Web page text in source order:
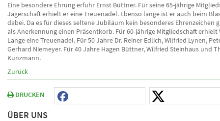
Eine besondere Ehrung erfuhr Ernst Büttner. Für seine 65-jährige
Jägerschaft erhielt er eine Treuenadel. Ebenso lange ist er auch beim
dabei. Da es für dieses seltene Jubiläum kein besonderes Ehrenzeichen
als Anerkennung einen Präsentkorb. Für 60-jährige Mitgliedschaft erhielt
Lange eine Treuenadel. Für 50 Jahre Dr. Reiner Edlich, Wilfried Lynen,
Gerhard Niemeyer. Für 40 Jahre Hagen Büttner, Wilfried Steinhaus und
Kunzmann.
Zurück
DRUCKEN
ÜBER UNS